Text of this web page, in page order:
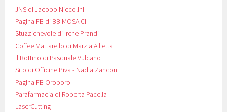
JNS di Jacopo Niccolini
Pagina FB di BB MOSAICI
Stuzzichevole di Irene Prandi
Coffee Mattarello di Marzia Allietta
Il Bottino di Pasquale Vulcano
Sito di Officine Piva - Nadia Zanconi
Pagina FB Oroboro
Parafarmacia di Roberta Pacella
LaserCutting